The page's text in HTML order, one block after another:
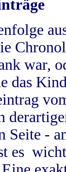
war,
das
Seite -
es